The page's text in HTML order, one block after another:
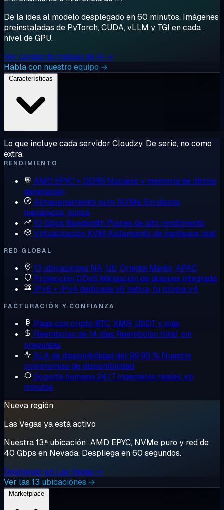
De la idea al modelo desplegado en 60 minutos. Imágenes
preinstaladas de PyTorch, CUDA, vLLM y TGI en cada
nivel de GPU.
Ver cargas de trabajo de IA →
Habla con nuestro equipo →
Lo que incluye cada servidor Cloudzy. De serie, no como
extra.
RENDIMIENTO
AMD EPYC + DDR5 Núcleos y memoria de última
generación
Almacenamiento puro NVMeSin discos
mecánicos, nunca
10 Gbps Bandwidth Planes de alto rendimiento
Virtualización KVM Aislamiento de hardware real
RED GLOBAL
13 ubicaciones NA, UE, Oriente Medio, APAC
Protección DDoS Mitigación de ataques integrada
IPv6 + IPv4 dedicadav6 nativa, tu propia v4
FACTURACIÓN Y CONFIANZA
Paga con cripto BTC, XMR, USDT y más
Reembolso de 14 días Reembolso total, sin
preguntas
SLA de disponibilidad del 99,95 % Nuestro
compromiso de disponibilidad
Soporte humano 24/7 Ingenieros reales, en
minutos
Nueva región
Las Vegas ya está activo
Nuestra 13.ª ubicación: AMD EPYC, NVMe puro y red de
40 Gbps en Nevada. Despliega en 60 segundos.
Desplegar en Las Vegas →
Ver las 13 ubicaciones →